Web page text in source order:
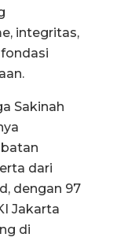
integritas,
Sakinah
dari
dengan 97
Jakarta
di